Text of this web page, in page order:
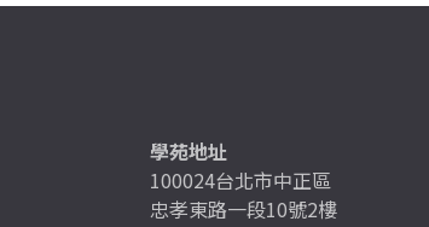
學苑地址
100024台北市中正區
忠孝東路一段10號2樓